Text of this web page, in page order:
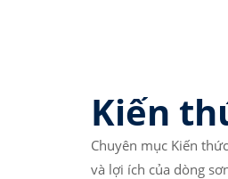
Kiến
Chuyên mục Kiến
và lợi ích của dòng